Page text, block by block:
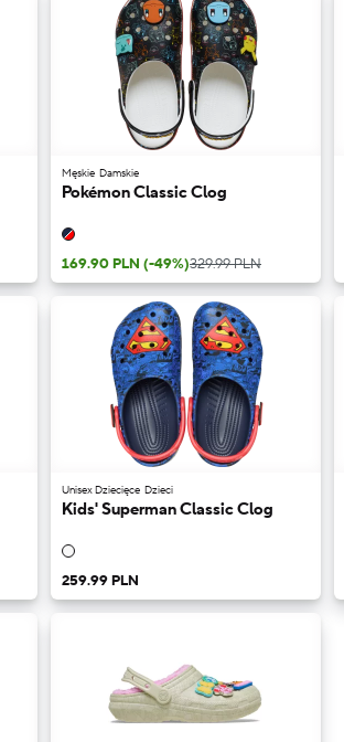
Męskie Damskie
Pokémon Classic Clog
169.90 PLN (-49%)329.99 PLN
Unisex Dziecięce Dzieci
Kids' Superman Classic Clog
259.99 PLN